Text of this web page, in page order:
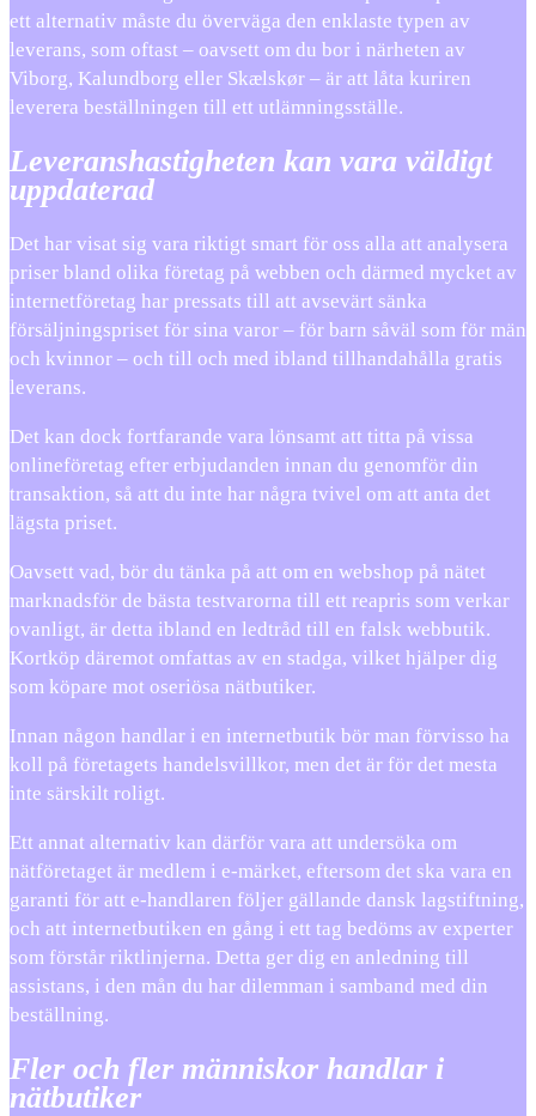
ett alternativ måste du överväga den enklaste typen av
leverans, som oftast – oavsett om du bor i närheten av
Viborg, Kalundborg eller Skælskør – är att låta kuriren
leverera beställningen till ett utlämningsställe.
Leveranshastigheten kan vara väldigt
uppdaterad
Det har visat sig vara riktigt smart för oss alla att analysera
priser bland olika företag på webben och därmed mycket av
internetföretag har pressats till att avsevärt sänka
försäljningspriset för sina varor – för barn såväl som för män
och kvinnor – och till och med ibland tillhandahålla gratis
leverans.
Det kan dock fortfarande vara lönsamt att titta på vissa
onlineföretag efter erbjudanden innan du genomför din
transaktion, så att du inte har några tvivel om att anta det
lägsta priset.
Oavsett vad, bör du tänka på att om en webshop på nätet
marknadsför de bästa testvarorna till ett reapris som verkar
ovanligt, är detta ibland en ledtråd till en falsk webbutik.
Kortköp däremot omfattas av en stadga, vilket hjälper dig
som köpare mot oseriösa nätbutiker.
Innan någon handlar i en internetbutik bör man förvisso ha
koll på företagets handelsvillkor, men det är för det mesta
inte särskilt roligt.
Ett annat alternativ kan därför vara att undersöka om
nätföretaget är medlem i e-märket, eftersom det ska vara en
garanti för att e-handlaren följer gällande dansk lagstiftning,
och att internetbutiken en gång i ett tag bedöms av experter
som förstår riktlinjerna. Detta ger dig en anledning till
assistans, i den mån du har dilemman i samband med din
beställning.
Fler och fler människor handlar i
nätbutiker